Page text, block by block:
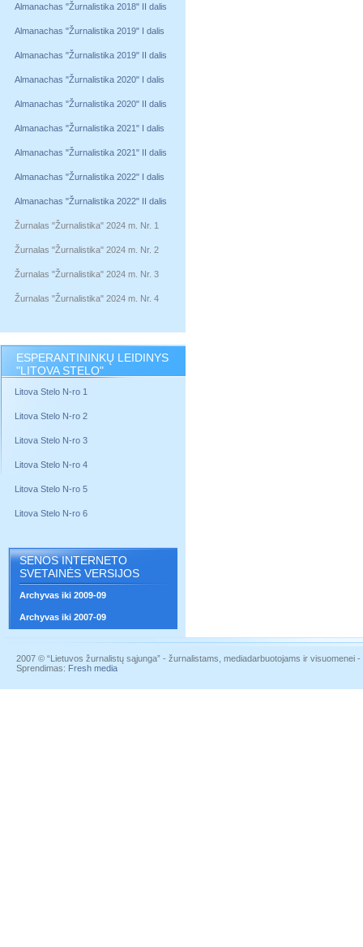
Almanachas "Žurnalistika 2018" II dalis
Almanachas "Žurnalistika 2019" I dalis
Almanachas "Žurnalistika 2019" II dalis
Almanachas "Žurnalistika 2020" I dalis
Almanachas "Žurnalistika 2020" II dalis
Almanachas "Žurnalistika 2021" I dalis
Almanachas "Žurnalistika 2021" II dalis
Almanachas "Žurnalistika 2022" I dalis
Almanachas "Žurnalistika 2022" II dalis
Žurnalas "Žurnalistika" 2024 m. Nr. 1
Žurnalas "Žurnalistika" 2024 m. Nr. 2
Žurnalas "Žurnalistika" 2024 m. Nr. 3
Žurnalas "Žurnalistika" 2024 m. Nr. 4
ESPERANTININKŲ LEIDINYS
"LITOVA STELO"
Litova Stelo N-ro 1
Litova Stelo N-ro 2
Litova Stelo N-ro 3
Litova Stelo N-ro 4
Litova Stelo N-ro 5
Litova Stelo N-ro 6
SENOS INTERNETO
SVETAINĖS VERSIJOS
Archyvas iki 2009-09
Archyvas iki 2007-09
2007 © “Lietuvos žurnalistų sąjunga” - žurnalistams, mediadarbuotojams ir visuomenei
Sprendimas: Fresh media